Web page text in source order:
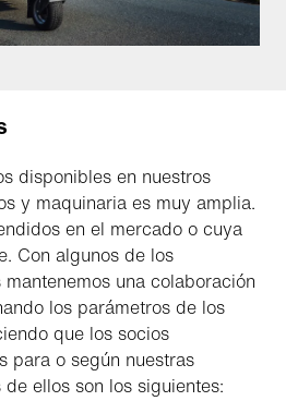
disponibles en nuestros
y maquinaria es muy amplia.
en el mercado o cuya
Con algunos de los
una colaboración
los parámetros de los
que los socios
para o según nuestras
ellos son los siguientes: